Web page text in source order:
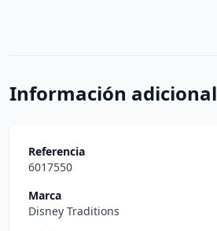
Información adicional
Referencia
6017550
Marca
Disney Traditions